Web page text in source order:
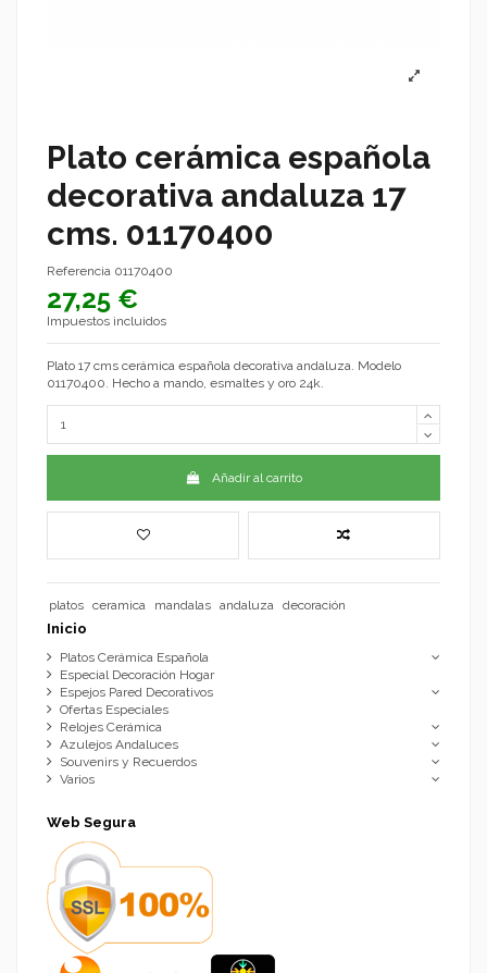
Plato cerámica española
decorativa andaluza 17
cms. 01170400
Referencia 01170400
27,25 €
Impuestos incluidos
Plato 17 cms cerámica española decorativa andaluza. Modelo
01170400. Hecho a mando, esmaltes y oro 24k.
Añadir al carrito
platos ceramica mandalas andaluza decoración
Inicio
Platos Cerámica Española
Especial Decoración Hogar
Espejos Pared Decorativos
Ofertas Especiales
Relojes Cerámica
Azulejos Andaluces
Souvenirs y Recuerdos
Varios
Web Segura